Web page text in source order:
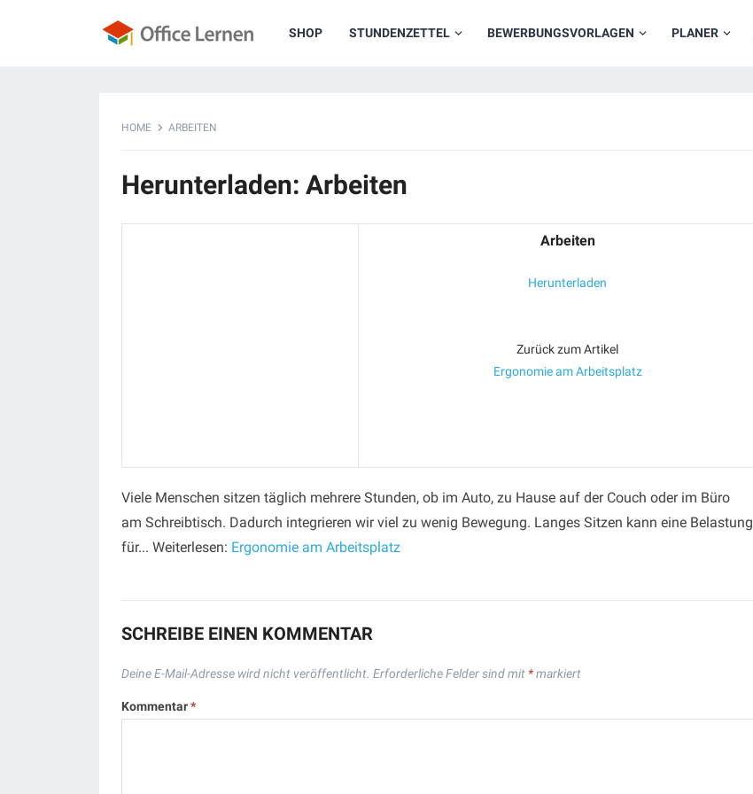
SHOP STUNDENZETTEL BEWERBUNGSVORLAGEN PLANER
HOME ARBEITEN
Herunterladen: Arbeiten
Arbeiten
Herunterladen
Zurück zum Artikel
Ergonomie am Arbeitsplatz
Viele Menschen sitzen täglich mehrere Stunden, ob im Auto, zu Hause auf der Couch oder im Büro
am Schreibtisch. Dadurch integrieren wir viel zu wenig Bewegung. Langes Sitzen kann eine Belastung
für... Weiterlesen: Ergonomie am Arbeitsplatz
SCHREIBE EINEN KOMMENTAR
Deine E-Mail-Adresse wird nicht veröffentlicht. Erforderliche Felder sind mit *markiert
Kommentar*